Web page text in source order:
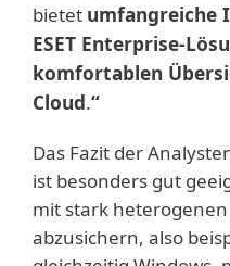
bietet umfangreiche
ESET Enterprise-
komfortablen
Cloud.“
Das Fazit der
ist besonders gut
mit stark
abzusichern, also